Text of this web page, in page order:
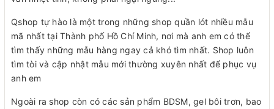
Qshop tự hào là một trong những shop quần lót nhiều mẫu
mã nhất tại Thành phố Hồ Chí Minh, nơi mà anh em có thể
tìm thấy những mẫu hàng ngay cả khó tìm nhất. Shop luôn
tìm tòi và cập nhật mẫu mới thường xuyên nhất để phục vụ
anh em
Ngoài ra shop còn có các sản phẩm BDSM, gel bôi trơn, bao